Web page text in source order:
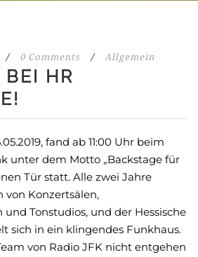
/ 0 Comments / Allgemein
BEI HR
fand ab 11:00 Uhr beim
unter dem Motto „Backstage für
Tür statt. Alle zwei Jahre
von Konzertsälen,
Tonstudios, und der Hessische
sich in ein klingendes Funkhaus.
von Radio JFK nicht entgehen